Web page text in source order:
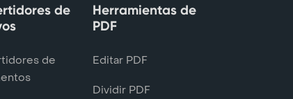
de
de
Herramientas de
PDF
Editar PDF
Dividir PDF